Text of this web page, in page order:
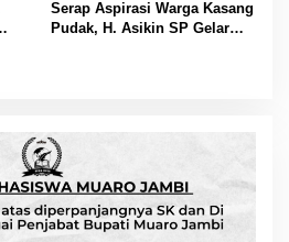
Serap Aspirasi Warga Kasang
Pudak, H. Asikin SP Gelar